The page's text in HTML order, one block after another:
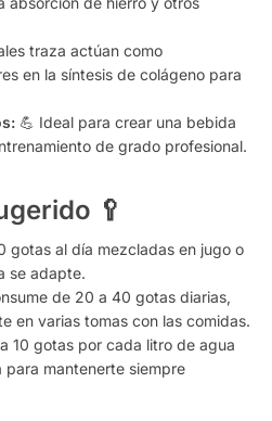
traza actúan como
en la síntesis de colágeno para
💪 Ideal para crear una bebida
de grado profesional.
🥄
gotas al día mezcladas en jugo o
se adapte.
de 20 a 40 gotas diarias,
en varias tomas con las comidas.
10 gotas por cada litro de agua
mantenerte siempre